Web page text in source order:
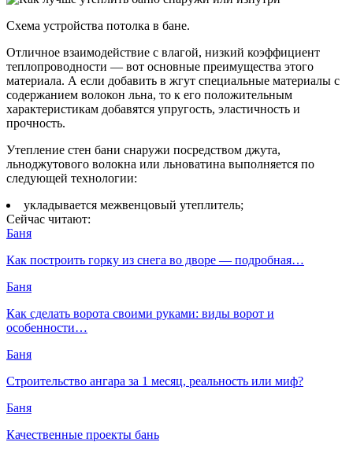
Схема устройства потолка в бане.
Отличное взаимодействие с влагой, низкий коэффициент
теплопроводности — вот основные преимущества этого
материала. А если добавить в жгут специальные материалы с
содержанием волокон льна, то к его положительным
характеристикам добавятся упругость, эластичность и
прочность.
Утепление стен бани снаружи посредством джута,
льноджутового волокна или льноватина выполняется по
следующей технологии:
укладывается межвенцовый утеплитель;
Сейчас читают:
Баня
Как построить горку из снега во дворе — подробная…
Баня
Как сделать ворота своими руками: виды ворот и
особенности…
Баня
Строительство ангара за 1 месяц, реальность или миф?
Баня
Качественные проекты бань